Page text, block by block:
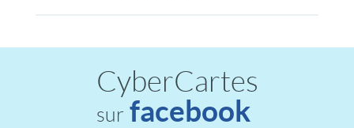
CyberCartes
sur facebook